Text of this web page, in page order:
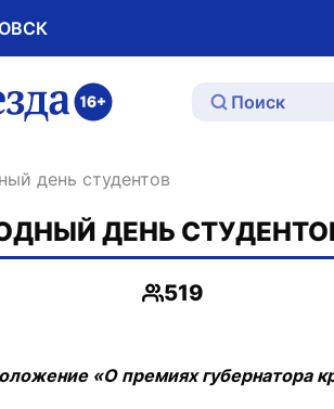
день студентов
ДЕНЬ
Просмотры
519
«О премиях губернатора